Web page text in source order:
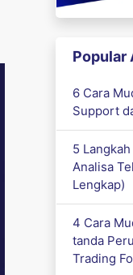
Popular
6 Cara
Support
5
Analisa
Lengkap)
4 Cara
tanda
Trading